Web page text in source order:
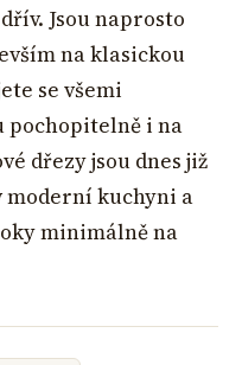
Jsou naprosto
na klasickou
se všemi
pochopitelně i na
dřezy jsou dnes již
moderní kuchyni a
minimálně na